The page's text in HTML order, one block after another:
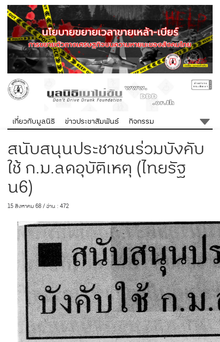
เกี่ยวกับมูลนิธิ ข่าวประชาสัมพันธ์ กิจกรรม
สนับสนุนประชาชนร่วมบังคับ
ใช้ ก.ม.ลดอุบัติเหตุ (ไทยรัฐ
น6)
15 สิงหาคม 68 / อ่าน : 472